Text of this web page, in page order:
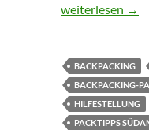
Packliste
weiterlesen →
BACKPACKING
BACKPACKING-
HILFESTELLUNG
PACKTIPPS